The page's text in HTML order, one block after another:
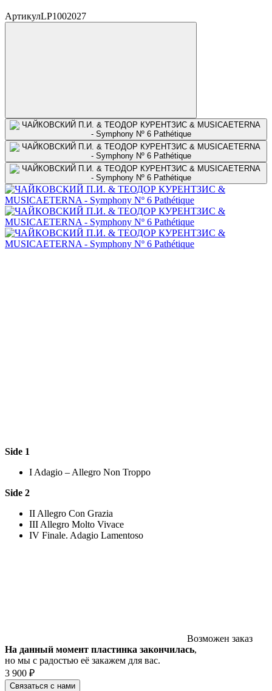
АртикулLP1002027
Side 1
I Adagio – Allegro Non Troppo
Side 2
II Allegro Con Grazia
III Allegro Molto Vivace
IV Finale. Adagio Lamentoso
Возможен заказ
На данный момент пластинка закончилась,
но мы с радостью её закажем для вас.
3 900 ₽
Связаться с нами